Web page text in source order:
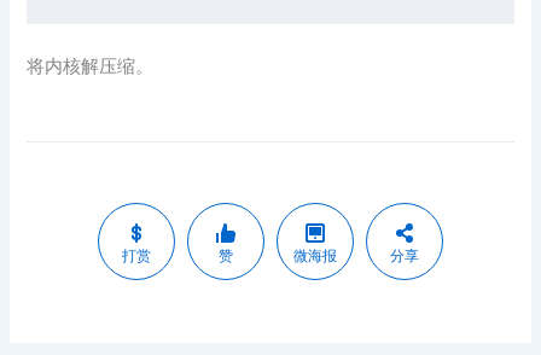
将内核解压缩。
打赏 赞 微海报 分享